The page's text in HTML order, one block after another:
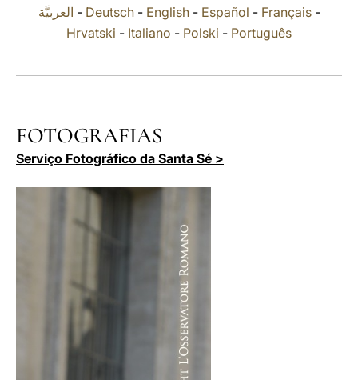
LATINE العربيَّة - Deutsch- English- Español - Français-
Hrvatski - Italiano - Polski - Português
FOTOGRAFIAS
Serviço Fotográfico da Santa Sé >